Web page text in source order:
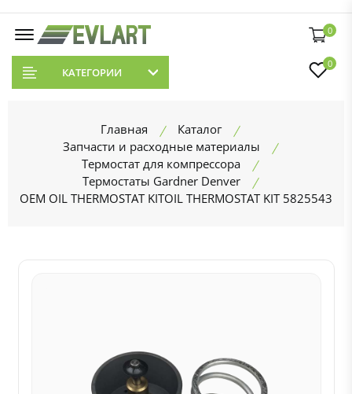
0
КАТЕГОРИИ
0
Главная
Каталог
Запчасти и расходные материалы
Термостат для компрессора
Термостаты Gardner Denver
OEM OIL THERMOSTAT KITOIL THERMOSTAT KIT 5825543